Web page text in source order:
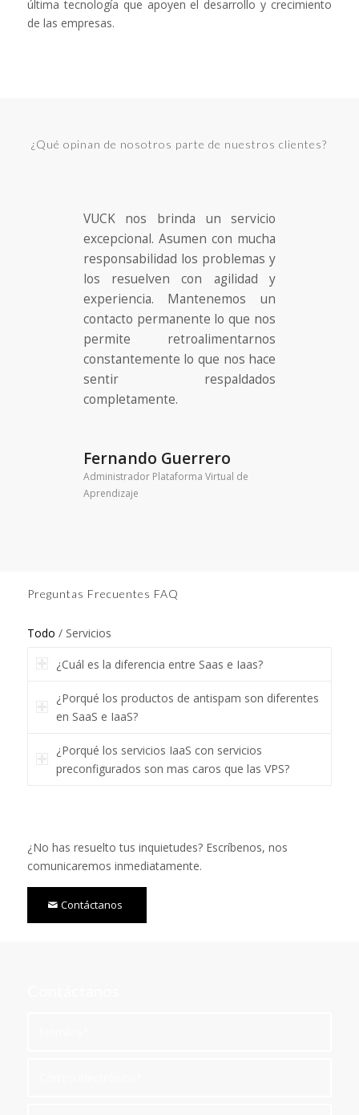
última tecnología que apoyen el desarrollo y crecimiento
de las empresas.
¿Qué opinan de nosotros parte de nuestros clientes?
VUCK nos brinda un servicio
excepcional. Asumen con mucha
responsabilidad los problemas y
los resuelven con agilidad y
experiencia. Mantenemos un
contacto permanente lo que nos
permite retroalimentarnos
constantemente lo que nos hace
sentir respaldados
completamente.
Fernando Guerrero
Administrador Plataforma Virtual de
Aprendizaje
Preguntas Frecuentes FAQ
Todo / Servicios
¿Cuál es la diferencia entre Saas e Iaas?
¿Porqué los productos de antispam son diferentes
en SaaS e IaaS?
¿Porqué los servicios IaaS con servicios
preconfigurados son mas caros que las VPS?
¿No has resuelto tus inquietudes? Escríbenos, nos
comunicaremos inmediatamente.
Contáctanos